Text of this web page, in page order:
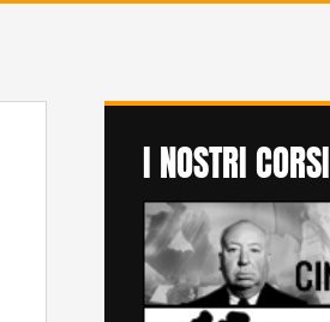
I NOSTRI CORSI